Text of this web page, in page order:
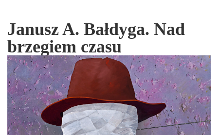
Janusz A. Bałdyga. Nad
brzegiem czasu